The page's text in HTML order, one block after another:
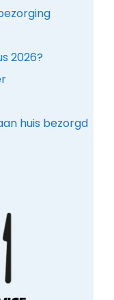
2026?
huis bezorgd